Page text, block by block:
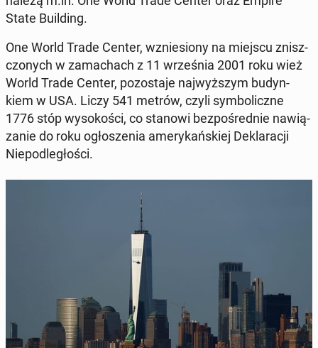
State Bu­il­ding.
One World Trade Center, wznie­sio­ny na miejscu znisz­
czo­nych w za­ma­chach z 11 wrze­śnia 2001 roku wież
World Trade Center, po­zo­sta­je naj­wyż­szym bu­dyn­
kiem w USA. Liczy 541 metrów, czyli sym­bo­licz­ne
1776 stóp wy­so­ko­ści, co stanowi bez­po­śred­nie na­wią­
za­nie do roku ogło­sze­nia ame­ry­kań­skiej De­kla­ra­cji
Nie­pod­le­gło­ści.